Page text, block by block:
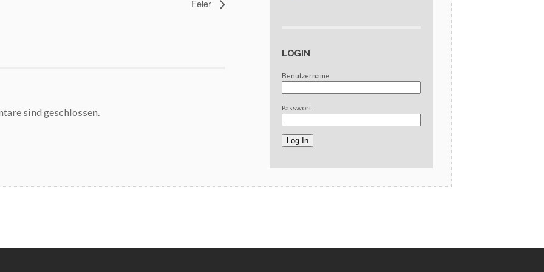
Feier
sind geschlossen.
LOGIN
Benutzername
Passwort